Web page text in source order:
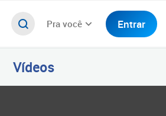
Pra você Entrar
Vídeos